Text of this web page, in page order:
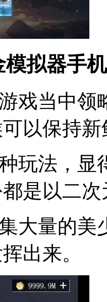
模拟器手
戏当中
以保持
玩法，
是以二
大量的
出来。